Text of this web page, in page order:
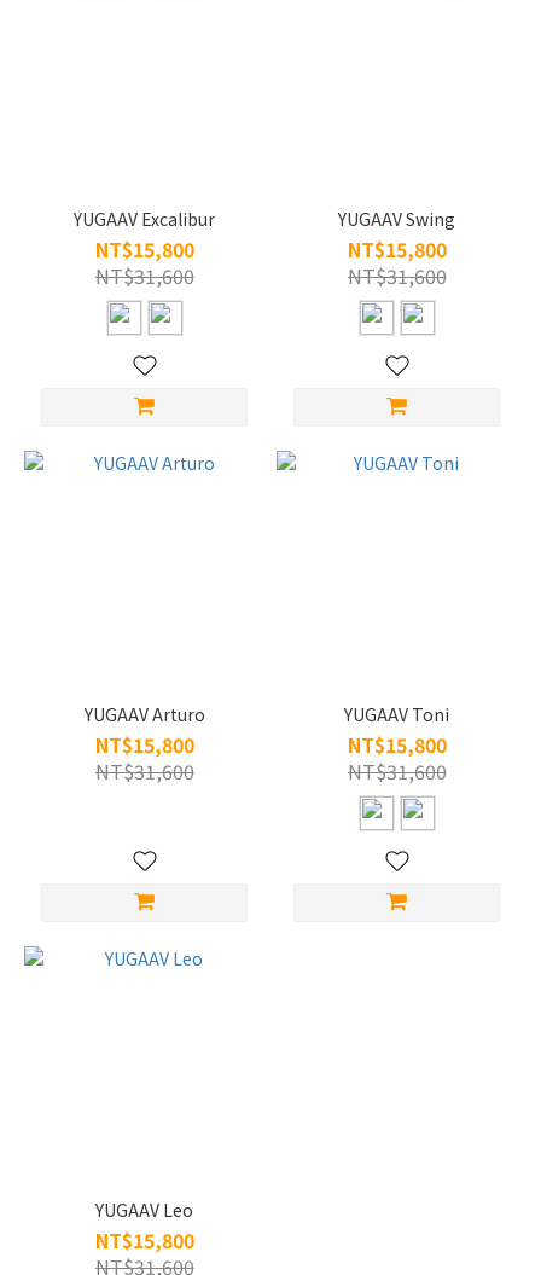
YUGAAV Excalibur
NT$15,800
NT$31,600
YUGAAV Swing
NT$15,800
NT$31,600
YUGAAV Arturo
NT$15,800
NT$31,600
YUGAAV Toni
NT$15,800
NT$31,600
YUGAAV Leo
NT$15,800
NT$31,600